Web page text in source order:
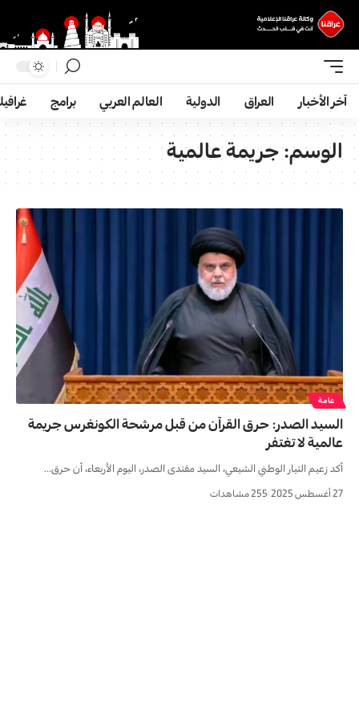
آخر الأخبار العراق الدولية العالم العربي برامج
الوسم:جريمة عالمية
عامة
السيد الصدر: حرق القرآن من قبل مرشحة الكونغرس جريمة
عالمية لا تغتفر
أكد زعيم التيار الوطني الشيعي، السيد مقتدى الصدر، اليوم الأربعاء، أن حرق…
27 أغسطس 2025 255 مشاهدات